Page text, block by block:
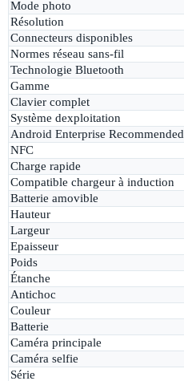
Mode photo
Résolution
Connecteurs disponibles
Normes réseau sans-fil
Technologie Bluetooth
Gamme
Clavier complet
Système dexploitation
Android Enterprise Recommended
NFC
Charge rapide
Compatible chargeur à induction
Batterie amovible
Hauteur
Largeur
Epaisseur
Poids
Étanche
Antichoc
Couleur
Batterie
Caméra principale
Caméra selfie
Série